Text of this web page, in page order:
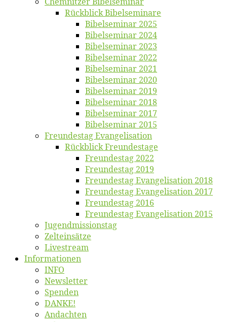
Rück­blick Bibelseminare
Bi­bel­se­mi­nar 2025
Bi­bel­se­mi­nar 2024
Bi­bel­se­mi­nar 2023
Bi­bel­se­mi­nar 2022
Bi­bel­se­mi­nar 2021
Bi­bel­se­mi­nar 2020
Bi­bel­se­mi­nar 2019
Bi­bel­se­mi­nar 2018
Bibelsemi­nar 2017
Bibelsemi­nar 2015
Freun­des­tag Evangelisation
Rück­blick Freundestage
Freun­des­tag 2022
Freun­des­tag 2019
Freun­des­tag Evan­ge­li­sa­ti­on 2018
Freun­des­tag Evan­ge­li­sa­ti­on 2017
Freun­des­tag 2016
Freun­des­tag Evan­ge­li­sa­ti­on 2015
Jugend­mis­sions­tag
Zelt­ein­sät­ze
Live­stream
Informatio­nen
INFO
News­let­ter
Spen­den
DANKE!
An­dach­ten